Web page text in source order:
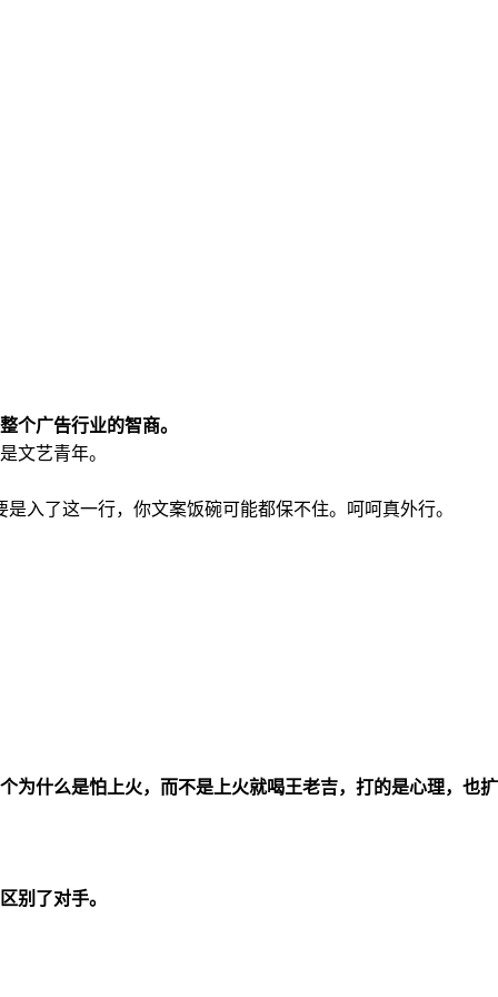
个广告行业的智商。
文艺青年。
入了这一行，你文案饭碗可能都保不住。呵呵真外行。
为什么是怕上火，而不是上火就喝王老吉，打的是心理，也扩
别了对手。